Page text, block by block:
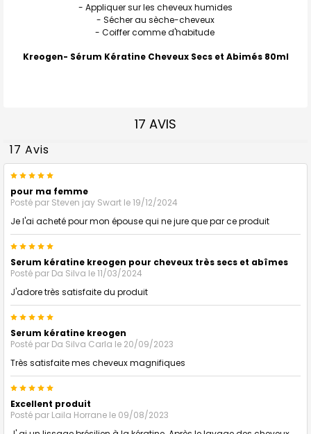
- Appliquer sur les cheveux humides
- Sécher au sèche-cheveux
- Coiffer comme d'habitude
Kreogen- Sérum Kératine Cheveux Secs et Abimés 80ml
17 AVIS
17 Avis
5
pour ma femme
Posté par Steven jay Swart le 19/12/2024
Je l'ai acheté pour mon épouse qui ne jure que par ce produit
5
Serum kératine kreogen pour cheveux très secs et abîmes
Posté par Da Silva le 11/03/2024
J'adore très satisfaite du produit
5
Serum kératine kreogen
Posté par Da Silva Carla le 20/09/2023
Très satisfaite mes cheveux magnifiques
5
Excellent produit
Posté par Laila Horrane le 09/08/2023